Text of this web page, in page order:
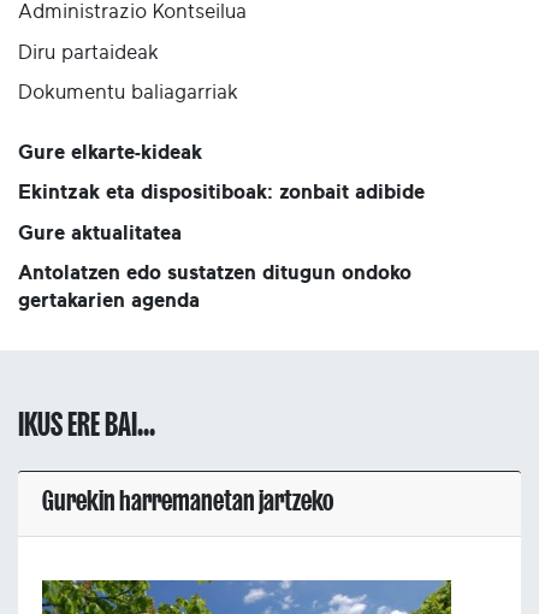
Administrazio Kontseilua
Diru partaideak
Dokumentu baliagarriak
Gure elkarte-kideak
Ekintzak eta dispositiboak: zonbait adibide
Gure aktualitatea
Antolatzen edo sustatzen ditugun ondoko
gertakarien agenda
IKUS ERE BAI...
Gurekin harremanetan jartzeko